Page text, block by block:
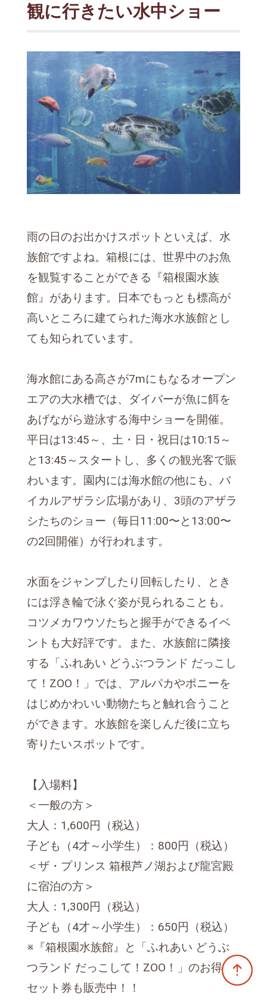
観に行きたい水中ショー
雨の日のお出かけスポットといえば、水
族館ですよね。箱根には、世界中のお魚
を観覧することができる『箱根園水族
館』があります。日本でもっとも標高が
高いところに建てられた海水水族館とし
ても知られています。
海水館にある高さが7mにもなるオープン
エアの大水槽では、ダイバーが魚に餌を
あげながら遊泳する海中ショーを開催。
平日は13:45～、土・日・祝日は10:15～
と13:45～スタートし、多くの観光客で賑
わいます。園内には海水館の他にも、バ
イカルアザラシ広場があり、3頭のアザラ
シたちのショー（毎日11:00〜と13:00〜
の2回開催）が行われます。
水面をジャンプしたり回転したり、とき
には浮き輪で泳ぐ姿が見られることも。
コツメカワウソたちと握手ができるイベ
ントも大好評です。また、水族館に隣接
する「ふれあい どうぶつランド だっこし
て！ZOO！」では、アルパカやポニーを
はじめかわいい動物たちと触れ合うこと
ができます。水族館を楽しんだ後に立ち
寄りたいスポットです。
【入場料】
＜一般の方＞
大人：1,600円（税込）
子ども（4才～小学生）：800円（税込）
＜ザ・プリンス 箱根芦ノ湖および龍宮殿
に宿泊の方＞
大人：1,300円（税込）
子ども（4才～小学生）：650円（税込）
※『箱根園水族館』と「ふれあい どうぶ
つランド だっこして！ZOO！」のお得な
セット券も販売中！！